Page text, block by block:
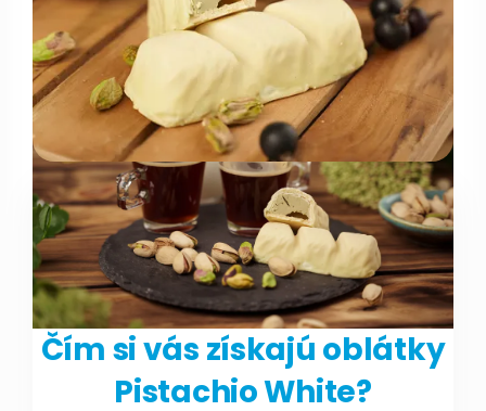
Čím si vás získajú oblátky
Pistachio White?